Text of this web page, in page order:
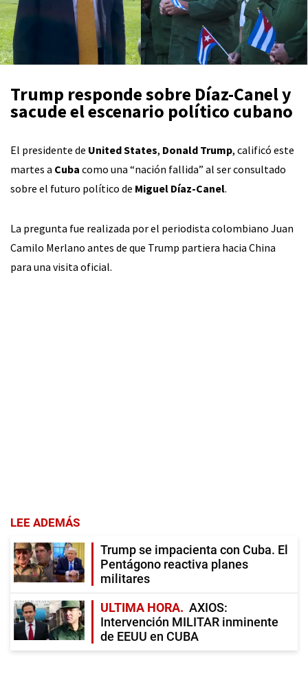
Trump responde sobre Díaz-Canel y
sacude el escenario político cubano
El presidente de United States, Donald Trump, calificó este
martes a Cuba como una “nación fallida” al ser consultado
sobre el futuro político de Miguel Díaz-Canel.
La pregunta fue realizada por el periodista colombiano Juan
Camilo Merlano antes de que Trump partiera hacia China
para una visita oficial.
LEE ADEMÁS
Trump se impacienta con Cuba. El
Pentágono reactiva planes
militares
ULTIMA HORA
AXIOS:
Intervención MILITAR inminente
de EEUU en CUBA